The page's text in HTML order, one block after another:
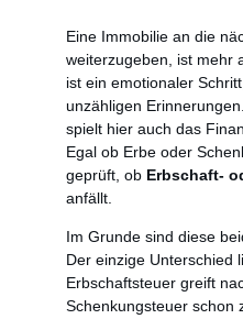
Eine Immobilie an die
weiterzugeben, ist mehr
ist ein emotionaler
unzähligen
spielt hier auch das
Egal ob Erbe oder
geprüft, ob Erbschaft-
anfällt.
Im Grunde sind diese
Der einzige Unterschied
Erbschaftsteuer greift
Schenkungsteuer schon